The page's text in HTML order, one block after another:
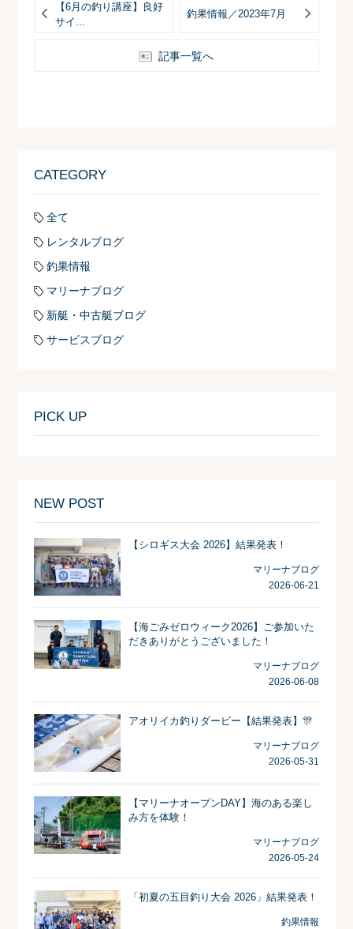
【6月の釣り講座】良好
サイ...
釣果情報／2023年7月
記事一覧へ
CATEGORY
全て
レンタルブログ
釣果情報
マリーナブログ
新艇・中古艇ブログ
サービスブログ
PICK UP
NEW POST
【シロギス大会 2026】結果発表！
マリーナブログ
2026-06-21
【海ごみゼロウィーク2026】ご参加いた
だきありがとうございました！
マリーナブログ
2026-06-08
アオリイカ釣りダービー【結果発表】🎊
マリーナブログ
2026-05-31
【マリーナオープンDAY】海のある楽し
み方を体験！
マリーナブログ
2026-05-24
「初夏の五目釣り大会 2026」結果発表！
釣果情報